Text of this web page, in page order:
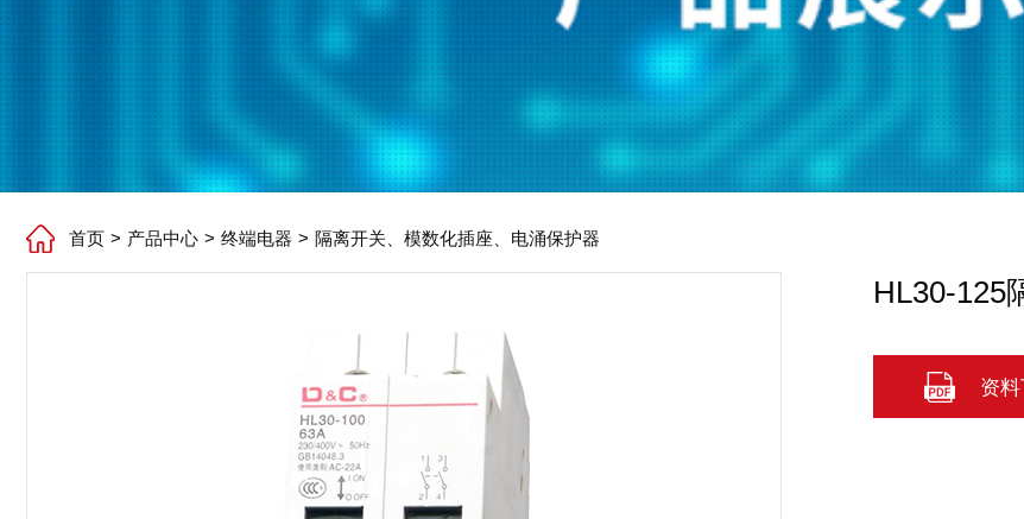
首页 > 产品中心 > 终端电器 > 隔离开关、模数化插座、电涌保护器
HL30-125
资